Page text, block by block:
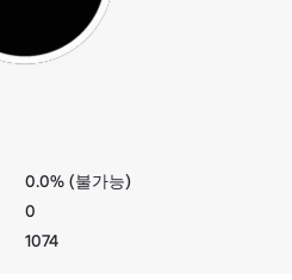
0.0% (불가능)
0
1074